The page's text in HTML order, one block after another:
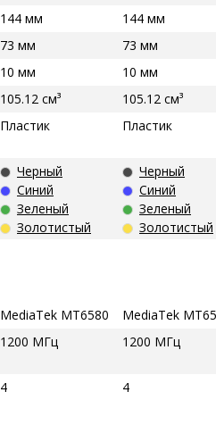
144 мм
144 мм
73 мм
73 мм
10 мм
10 мм
105.12 см³
105.12 см³
Пластик Пластик
Черный
Синий
Зеленый
Золотистый
Черный
Синий
Зеленый
Золотистый
MediaTek MT6580
MediaTek
1200 МГц 1200 МГц
4 4